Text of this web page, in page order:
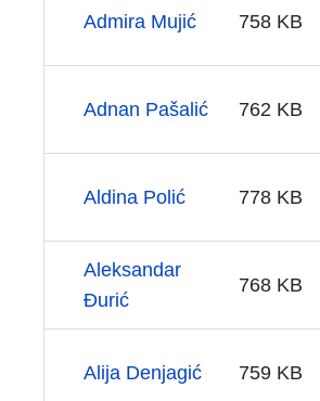
Admira Mujić 758 KB
Adnan Pašalić 762 KB
Aldina Polić 778 KB
Aleksandar
Đurić
768 KB
Alija Denjagić 759 KB